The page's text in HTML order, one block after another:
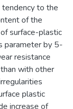
to the
of the
surface-plastic
parameter by 5-
resistance
with other
plastic
increase of